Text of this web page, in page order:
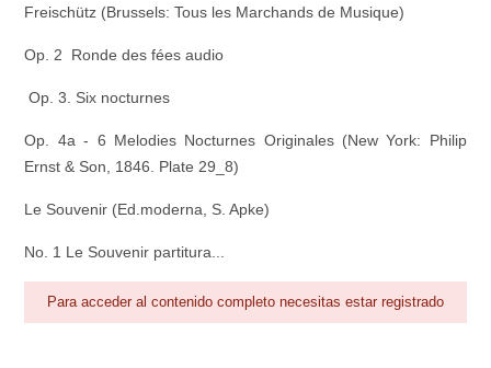
Freischütz (Brussels: Tous les Marchands de Musique)
Op. 2 Ronde des fées audio
Op. 3. Six nocturnes
Op. 4a - 6 Melodies Nocturnes Originales (New York: Philip
Ernst & Son, 1846. Plate 29_8)
Le Souvenir (Ed.moderna, S. Apke)
No. 1 Le Souvenir partitura...
Para acceder al contenido completo necesitas estar registrado